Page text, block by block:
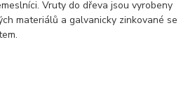
Vruty do dřeva jsou vyrobeny
materiálů a galvanicky zinkované se